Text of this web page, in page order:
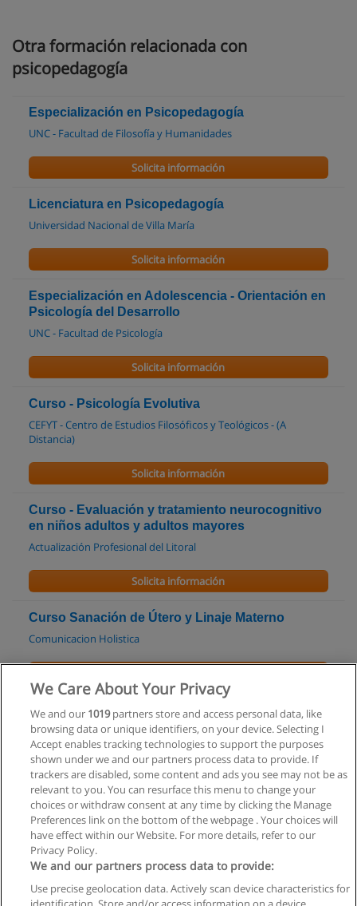
Otra formación relacionada con
psicopedagogía
Especialización en Psicopedagogía
UNC - Facultad de Filosofía y Humanidades
Solicita información
Licenciatura en Psicopedagogía
Universidad Nacional de Villa María
Solicita información
Especialización en Adolescencia - Orientación en
Psicología del Desarrollo
UNC - Facultad de Psicología
Solicita información
Curso - Psicología Evolutiva
CEFYT - Centro de Estudios Filosóficos y Teológicos - (A
Distancia)
Solicita información
Curso - Evaluación y tratamiento neurocognitivo
en niños adultos y adultos mayores
Actualización Profesional del Litoral
Solicita información
Curso Sanación de Útero y Linaje Materno
Comunicacion Holistica
Curso Eneagrama de la Personalidad Online
Comunicacion Holistica
Solicita información
Privacidad de datos
We Care About Your Privacy
We and our 1019partners store and access personal data, like
browsing data or unique identifiers, on your device. Selecting I
Accept enables tracking technologies to support the purposes
shown under we and our partners process data to provide. If
trackers are disabled, some content and ads you see may not be as
relevant to you. You can resurface this menu to change your
choices or withdraw consent at any time by clicking the Manage
Preferences link on the bottom of the webpage . Your choices will
have effect within our Website. For more details, refer to our
Privacy Policy.
We and our partners process data to provide:
Use precise geolocation data. Actively scan device characteristics for